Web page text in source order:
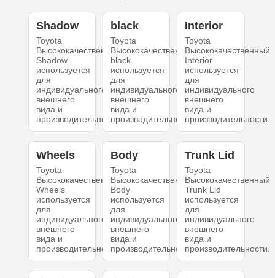
Shadow
Toyota
Высококачественный
Shadow
используется
для
индивидуального
внешнего
вида и
производительности.
black
Toyota
Высококачественный
black
используется
для
индивидуального
внешнего
вида и
производительности.
Interior
Toyota
Высококачественный
Interior
используется
для
индивидуального
внешнего
вида и
производительности.
Wheels
Toyota
Высококачественный
Wheels
используется
для
индивидуального
внешнего
вида и
производительности.
Body
Toyota
Высококачественный
Body
используется
для
индивидуального
внешнего
вида и
производительности.
Trunk Lid
Toyota
Высококачественный
Trunk Lid
используется
для
индивидуального
внешнего
вида и
производительности.